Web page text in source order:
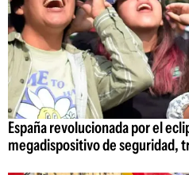
España revolucionada por el
megadispositivo de seguridad,